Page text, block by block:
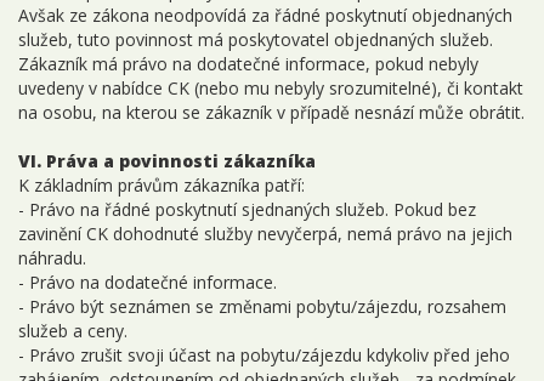
Avšak ze zákona neodpovídá za řádné poskytnutí objednaných
služeb, tuto povinnost má poskytovatel objednaných služeb.
Zákazník má právo na dodatečné informace, pokud nebyly
uvedeny v nabídce CK (nebo mu nebyly srozumitelné), či kontakt
na osobu, na kterou se zákazník v případě nesnází může obrátit.
VI. Práva a povinnosti zákazníka
K základním právům zákazníka patří:
- Právo na řádné poskytnutí sjednaných služeb. Pokud bez
zavinění CK dohodnuté služby nevyčerpá, nemá právo na jejich
náhradu.
- Právo na dodatečné informace.
- Právo být seznámen se změnami pobytu/zájezdu, rozsahem
služeb a ceny.
- Právo zrušit svoji účast na pobytu/zájezdu kdykoliv před jeho